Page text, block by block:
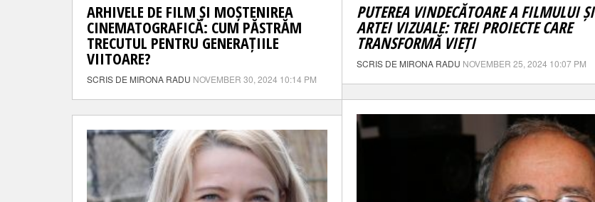
ARHIVELE DE FILM ȘI MOȘTENIREA
CINEMATOGRAFICĂ: CUM PĂSTRĂM
TRECUTUL PENTRU GENERAȚIILE
VIITOARE?
SCRIS DE MIRONA RADU NOVEMBER 30, 2024 10:14 PM
PUTEREA VINDECĂTOARE A FILMULUI ȘI
ARTEI VIZUALE: TREI PROIECTE CARE
TRANSFORMĂ VIEȚI
SCRIS DE MIRONA RADU NOVEMBER 25, 2024 10:07 PM